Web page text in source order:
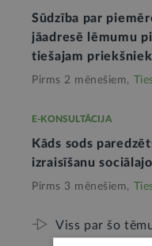
Sūdzība par
jāadresē lēmumu
tiešajam
Pirms 2 mēnešiem,
E-KONSULTĀCIJA
Kāds sods
izraisīšanu
Pirms 3 mēnešiem,
Viss par šo